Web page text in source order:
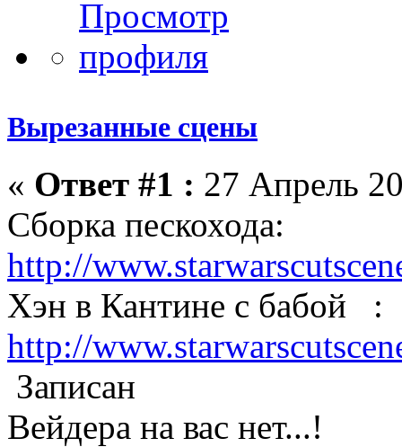
Вырезанные сцены
« Ответ #1 : 27 Апрель
Сборка пескохода:
http://
Хэн в Кантине с бабой :
http://
Записан
Вейдера на вас нет...!